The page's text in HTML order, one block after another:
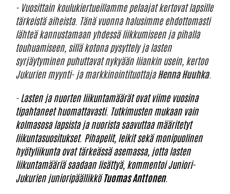
- Vuosittain koulukiertueillamme pelaajat kertovat lapsille
tärkeistä aiheista. Tänä vuonna halusimme ehdottomasti
lähteä kannustamaan yhdessä liikkumiseen ja pihalla
touhuamiseen, sillä kotona pysyttely ja lasten
syrjäytyminen puhuttavat nykyään liiankin usein, kertoo
Jukurien myynti- ja markkinointituottajaHenna Huuhka.
-Lasten ja nuorten liikuntamäärät ovat viime vuosina
tipahtaneet huomattavasti. Tutkimusten mukaan vain
kolmasosa lapsista ja nuorista saavuttaa määritetyt
liikuntasuositukset. Pihapelit, leikit sekä monipuolinen
hyötyliikunta ovat tärkeässä asemassa, jotta lasten
liikuntamääriä saadaan lisättyä, kommentoi Juniori-
Jukurien junioripäällikköTuomas Anttonen.